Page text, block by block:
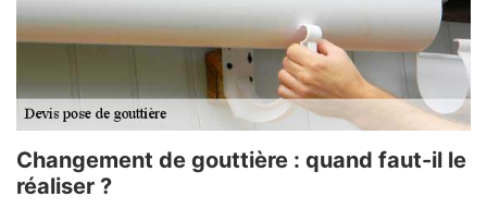
Changement de gouttière : quand faut-il le
réaliser ?